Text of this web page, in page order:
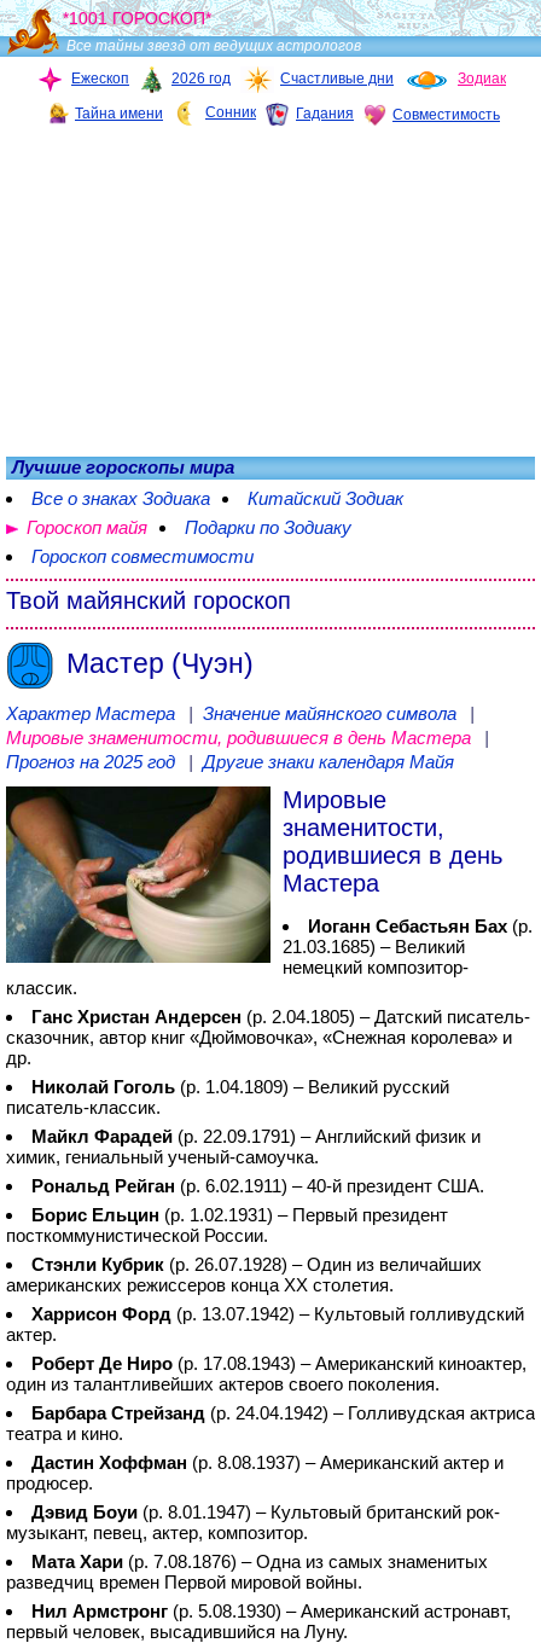
*1001 ГОРОСКОП*
Все тайны звезд от ведущих астрологов
Ежескоп
2026 год Счастливые дни Зодиак
Тайна имени Сонник Гадания Совместимость
Лучшие гороскопы мира
Все о знаках Зодиака
Китайский Зодиак
Гороскоп майя
Подарки по Зодиаку
Гороскоп совместимости
Твой майянский гороскоп
Мастер (Чуэн)
Характер Мастера | Значение майянского символа
|
Мировые знаменитости, родившиеся в день Мастера
|
Прогноз на 2025 год
|Другие знаки календаря Майя
Мировые
знаменитости,
родившиеся в день
Мастера
Иоганн Себастьян Бах (р.
21.03.1685) – Великий
немецкий композитор-
классик.
Ганс Христан Андерсен (р. 2.04.1805) – Датский писатель-
сказочник, автор книг «Дюймовочка», «Снежная королева» и
др.
Николай Гоголь (р. 1.04.1809) – Великий русский
писатель-классик.
Майкл Фарадей (р. 22.09.1791) – Английский физик и
химик, гениальный ученый-самоучка.
Рональд Рейган (р. 6.02.1911) – 40-й президент США.
Борис Ельцин (р. 1.02.1931) – Первый президент
посткоммунистической России.
Стэнли Кубрик (р. 26.07.1928) – Один из величайших
американских режиссеров конца ХХ столетия.
Харрисон Форд (р. 13.07.1942) – Культовый голливудский
актер.
Роберт Де Ниро (р. 17.08.1943) – Американский киноактер,
один из талантливейших актеров своего поколения.
Барбара Стрейзанд (р. 24.04.1942) – Голливудская актриса
театра и кино.
Дастин Хоффман (р. 8.08.1937) – Американский актер и
продюсер.
Дэвид Боуи (р. 8.01.1947) – Культовый британский рок-
музыкант, певец, актер, композитор.
Мата Хари (р. 7.08.1876) – Одна из самых знаменитых
разведчиц времен Первой мировой войны.
Нил Армстронг (р. 5.08.1930) – Американский астронавт,
первый человек, высадившийся на Луну.